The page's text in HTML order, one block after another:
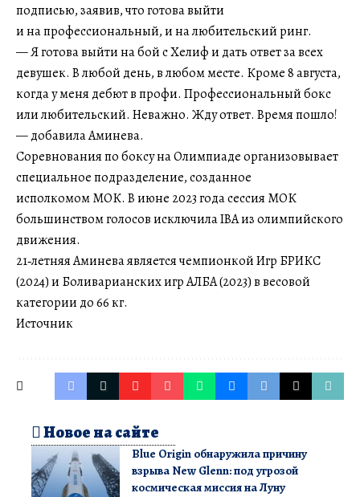
подписью, заявив, что готова выйти
и на профессиональный, и на любительский ринг.
— Я готова выйти на бой с Хелиф и дать ответ за всех
девушек. В любой день, в любом месте. Кроме 8 августа,
когда у меня дебют в профи. Профессиональный бокс
или любительский. Неважно. Жду ответ. Время пошло!
— добавила Аминева.
Соревнования по боксу на Олимпиаде организовывает
специальное подразделение, созданное
исполкомом МОК. В июне 2023 года сессия МОК
большинством голосов исключила IBA из олимпийского
движения.
21‑летняя Аминева является чемпионкой Игр БРИКС
(2024) и Боливарианских игр АЛБА (2023) в весовой
категории до 66 кг.
Источник
Новое на сайте
Blue Origin обнаружила причину
взрыва New Glenn: под угрозой
космическая миссия на Луну